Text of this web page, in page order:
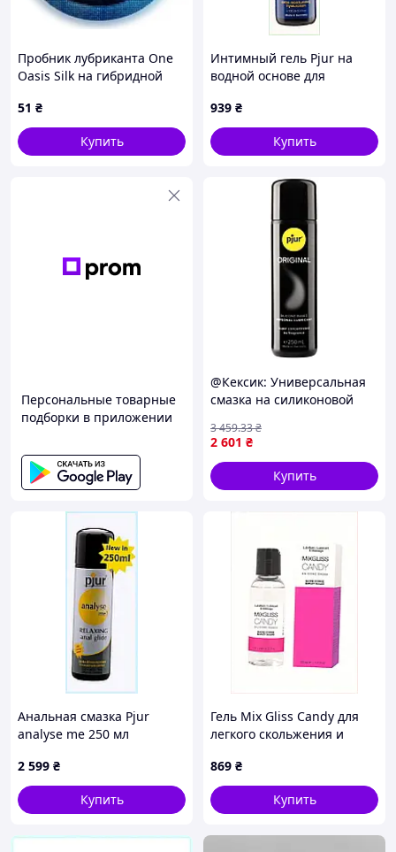
и любыми секс-игрушками, он не разрушает и не
повреждает пластиковые и резиновые изделия.
Не отказывайте себе в
улучшении и разнообразии
сексуальной жизни!
Пробник лубриканта One
Oasis Silk на гибридной
51 ₴
Купить
Интимный гель Pjur на
водной основе для
12261PP55
939 ₴
Купить
Персональные товарные
подборки в приложении
@Кексик: Универсальная
смазка на силиконовой
· Анонимная доставка
2 601 ₴
3 459.33₴
Купить
Анальная смазка Pjur
analyse me 250 мл
2 599 ₴
Купить
Гель Mix Gliss Candy для
легкого скольжения и
869 ₴
Купить